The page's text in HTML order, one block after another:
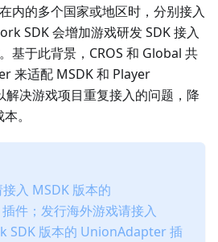
内的多个国家或地区时，分别接入
SDK 会增加游戏研发 SDK 接入
基于此背景，CROS 和 Global 共
来适配 MSDK 和 Player
决游戏项目重复接入的问题，降
。
入 MSDK 版本的
件；发行海外游戏请接入
SDK 版本的 UnionAdapter 插